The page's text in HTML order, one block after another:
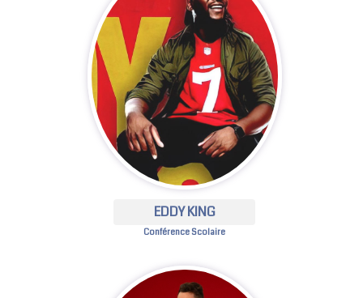
EDDY KING
Conférence Scolaire